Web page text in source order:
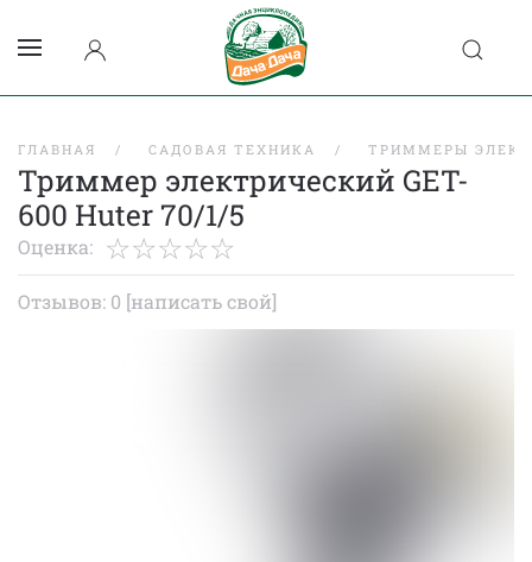
ГЛАВНАЯ САДОВАЯ ТЕХНИКА ТРИММЕРЫ
Триммер электрический GET-
600 Huter 70/1/5
Оценка:
Отзывов: 0 [написать свой]